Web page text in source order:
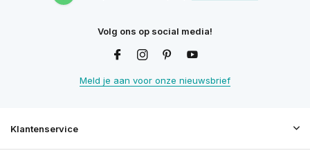
Volg ons op social media!
Meld je aan voor onze nieuwsbrief
Klantenservice